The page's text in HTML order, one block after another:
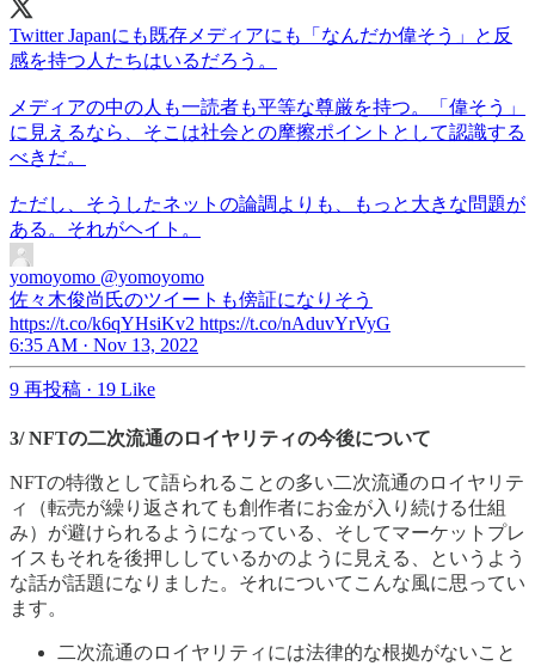
Twitter Japanにも既存メディアにも「なんだか偉そう」と反
感を持つ人たちはいるだろう。
メディアの中の人も一読者も平等な尊厳を持つ。「偉そう」
に見えるなら、そこは社会との摩擦ポイントとして認識する
べきだ。
ただし、そうしたネットの論調よりも、もっと大きな問題が
ある。それがヘイト。
yomoyomo @yomoyomo
佐々木俊尚氏のツイートも傍証になりそう
https://t.co/k6qYHsiKv2 https://t.co/nAduvYrVyG
6:35 AM · Nov 13, 2022
9 再投稿 · 19 Like
3/ NFTの二次流通のロイヤリティの今後について
NFTの特徴として語られることの多い二次流通のロイヤリテ
ィ（転売が繰り返されても創作者にお金が入り続ける仕組
み）が避けられるようになっている、そしてマーケットプレ
イスもそれを後押ししているかのように見える、というよう
な話が話題になりました。それについてこんな風に思ってい
ます。
二次流通のロイヤリティには法律的な根拠がないこと